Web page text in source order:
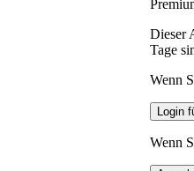
Dieser
Tage
Wenn
Wenn